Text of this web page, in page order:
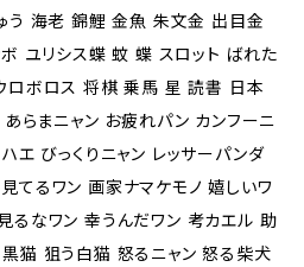
う 海老 錦鯉 金魚 朱文金 出目金
ユリシス蝶 蚊 蝶 スロット ばれた
ロボロス 将棋 乗馬 星 読書 日本
らまニャン お疲れパン カンフーニ
エ びっくりニャン レッサーパンダ
てるワン 画家ナマケモノ 嬉しいワ
るなワン 幸うんだワン 考カエル 助
猫 狙う白猫 怒るニャン 怒る柴犬